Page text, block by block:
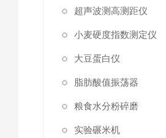
超声波测高测距仪
小麦硬度指数测定仪
大豆蛋白仪
脂肪酸值振荡器
粮食水分粉碎磨
实验碾米机